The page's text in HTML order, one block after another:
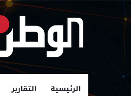
الرئيسية التقارير